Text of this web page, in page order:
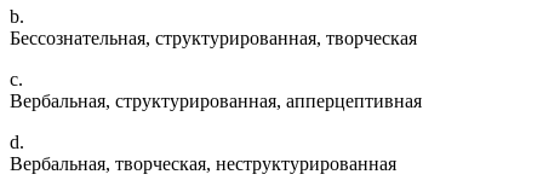
b.
Бессознательная, структурированная, творческая
c.
Вербальная, структурированная, апперцептивная
d.
Вербальная, творческая, неструктурированная